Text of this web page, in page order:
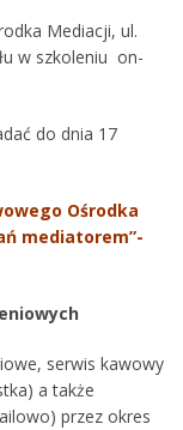
Mediacji, ul.
w szkoleniu on-
do dnia 17
Ośrodka
mediatorem”-
serwis kawowy
a także
przez okres